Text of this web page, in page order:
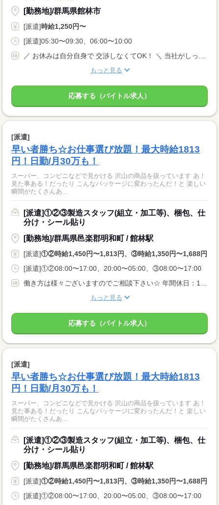
[勤務地]/群馬県館林市
[派遣]時給1,250円〜
[派遣]05:30〜09:30、06:00〜10:00
／ お休みは自分自身で 交渉しなくてOK！ ＼ 当社がしっかりサポートします◎ 【土日祝休み】 ＊有給休暇 長期休暇あり 年間休日120日以上 完全週休2日制
もっと見る
応募する（バイトル求人）
[派遣]
早い者勝ち☆お仕事選び放題！最大時給1813
円！日勤/月30万も！
スーパー、コンビニなどで見かける 沢山の商品を扱っています あ！
見た事ある！だったり こんなパッケージに変わったんだ！と 楽しい
瞬間がたくさんあ...
[派遣]①②③製造スタッフ(組立・加工等)、梱包、仕
分け・シール貼り
[勤務地]/群馬県邑楽郡明和町 / 館林駅
[派遣]①②時給1,450円〜1,813円、③時給1,350円〜1,688円
[派遣]①②08:00〜17:00、20:00〜05:00、③08:00〜17:00
働き方は様々ございますのでご相談下さい☆ 年間休日：125日 祝日はお休みなので長期休暇も！ GW休みあり 夏季休暇あり 年末年始あり
もっと見る
応募する（バイトル求人）
[派遣]
早い者勝ち☆お仕事選び放題！最大時給1813
円！日勤/月30万も！
スーパー、コンビニなどで見かける 沢山の商品を扱っています あ！
見た事ある！だったり こんなパッケージに変わったんだ！と 楽しい
瞬間がたくさんあ...
[派遣]①②③製造スタッフ(組立・加工等)、梱包、仕
分け・シール貼り
[勤務地]/群馬県邑楽郡明和町 / 館林駅
[派遣]①②時給1,450円〜1,813円、③時給1,350円〜1,688円
[派遣]①②08:00〜17:00、20:00〜05:00、③08:00〜17:00